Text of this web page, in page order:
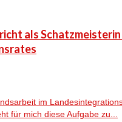
als Schatzmeisterin
im
für mich diese Aufgabe zu...